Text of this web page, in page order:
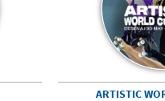
ARTISTIC